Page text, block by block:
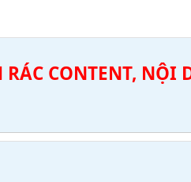
CONTENT, NỘI